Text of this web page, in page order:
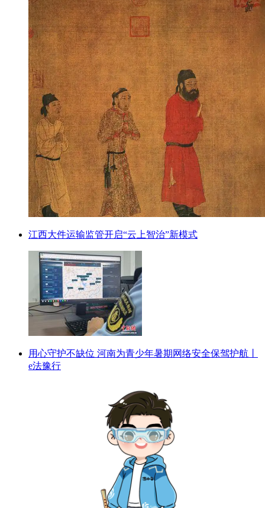
江西大件运输监管开启“云上智治”新模式
用心守护不缺位 河南为青少年暑期网络安全保驾护航丨
e法豫行